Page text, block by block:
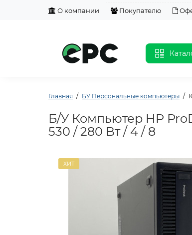
О компании Покупателю
Главная БУ Персональные компьютеры
Б/У Компьютер HP
530 / 280 Вт / 4 / 8
ХИТ